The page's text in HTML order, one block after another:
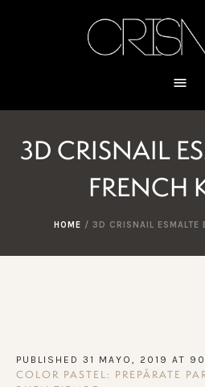
3D CRISNAIL
FRENCH
HOME / 3D CRISNAIL ESMALTE
PUBLISHED 31 MAYO, 2019 AT
COLOR PASTEL: PREPÁRATE